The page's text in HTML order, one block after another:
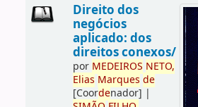
Direito dos
negócios
aplicado: dos
direitos conexos/
por MEDEIROS NETO,
Elias Marques de
[Coordenador] |